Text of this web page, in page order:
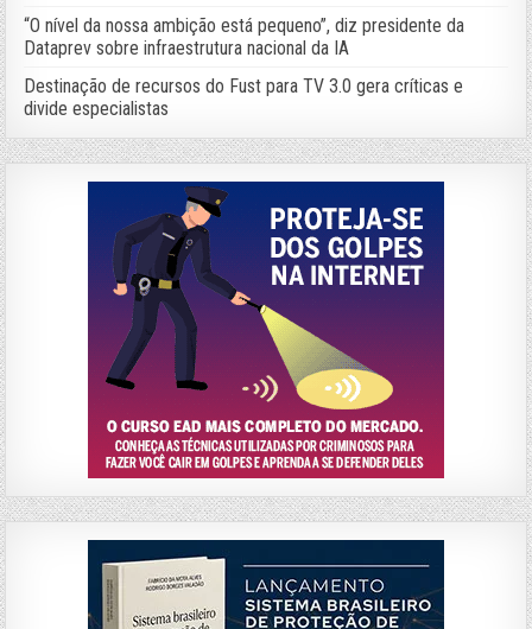
“O nível da nossa ambição está pequeno”, diz presidente da
Dataprev sobre infraestrutura nacional da IA
Destinação de recursos do Fust para TV 3.0 gera críticas e
divide especialistas